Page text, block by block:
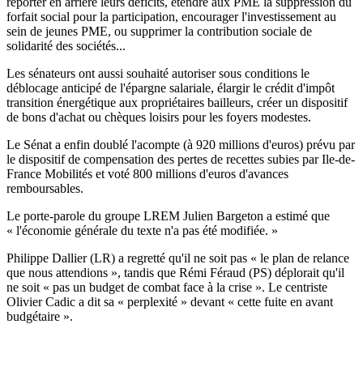
forfait social pour la participation, encourager l'investissement au
sein de jeunes PME, ou supprimer la contribution sociale de
solidarité des sociétés...
Les sénateurs ont aussi souhaité autoriser sous conditions le
déblocage anticipé de l'épargne salariale, élargir le crédit d'impôt
transition énergétique aux propriétaires bailleurs, créer un dispositif
de bons d'achat ou chèques loisirs pour les foyers modestes.
Le Sénat a enfin doublé l'acompte (à 920 millions d'euros) prévu par
le dispositif de compensation des pertes de recettes subies par Ile-de-
France Mobilités et voté 800 millions d'euros d'avances
remboursables.
Le porte-parole du groupe LREM Julien Bargeton a estimé que
« l'économie générale du texte n'a pas été modifiée. »
Philippe Dallier (LR) a regretté qu'il ne soit pas « le plan de relance
que nous attendions », tandis que Rémi Féraud (PS) déplorait qu'il
ne soit « pas un budget de combat face à la crise ». Le centriste
Olivier Cadic a dit sa « perplexité » devant « cette fuite en avant
budgétaire ».